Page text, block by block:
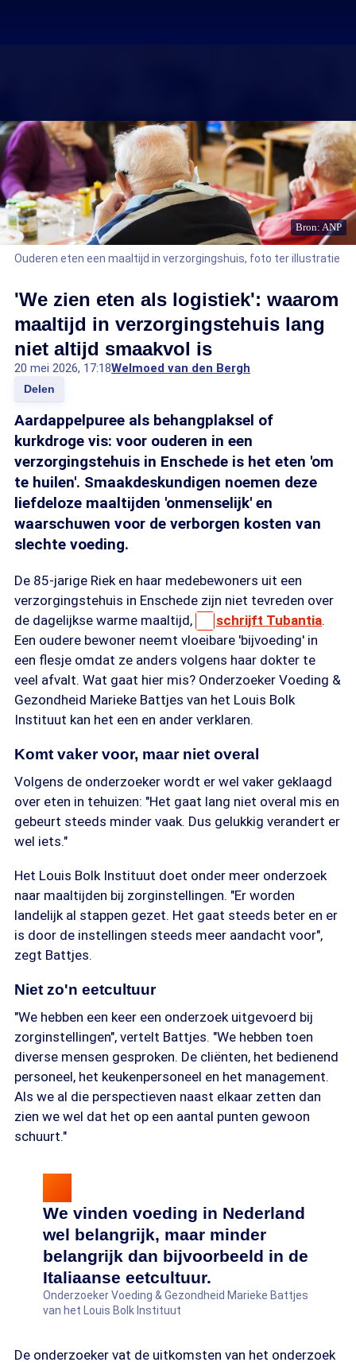
Bron: ANP
Ouderen eten een maaltijd in verzorgingshuis, foto ter illustratie
'We zien eten als logistiek': waarom
maaltijd in verzorgingstehuis lang
niet altijd smaakvol is
20 mei 2026, 17:18Welmoed van den Bergh
Delen
Aardappelpuree als behangplaksel of
kurkdroge vis: voor ouderen in een
verzorgingstehuis in Enschede is het eten 'om
te huilen'. Smaakdeskundigen noemen deze
liefdeloze maaltijden 'onmenselijk' en
waarschuwen voor de verborgen kosten van
slechte voeding.
De 85-jarige Riek en haar medebewoners uit een
verzorgingstehuis in Enschede zijn niet tevreden over
de dagelijkse warme maaltijd,
schrijft Tubantia.
Een oudere bewoner neemt vloeibare 'bijvoeding' in
een flesje omdat ze anders volgens haar dokter te
veel afvalt. Wat gaat hier mis? Onderzoeker Voeding &
Gezondheid Marieke Battjes van het Louis Bolk
Instituut kan het een en ander verklaren.
Komt vaker voor, maar niet overal
Volgens de onderzoeker wordt er wel vaker geklaagd
over eten in tehuizen: "Het gaat lang niet overal mis en
gebeurt steeds minder vaak. Dus gelukkig verandert er
wel iets."
Het Louis Bolk Instituut doet onder meer onderzoek
naar maaltijden bij zorginstellingen. "Er worden
landelijk al stappen gezet. Het gaat steeds beter en er
is door de instellingen steeds meer aandacht voor",
zegt Battjes.
Niet zo'n eetcultuur
"We hebben een keer een onderzoek uitgevoerd bij
zorginstellingen", vertelt Battjes. "We hebben toen
diverse mensen gesproken. De cliënten, het bedienend
personeel, het keukenpersoneel en het management.
Als we al die perspectieven naast elkaar zetten dan
zien we wel dat het op een aantal punten gewoon
schuurt."
We vinden voeding in Nederland
wel belangrijk, maar minder
belangrijk dan bijvoorbeeld in de
Italiaanse eetcultuur.
Onderzoeker Voeding & Gezondheid Marieke Battjes
van het Louis Bolk Instituut
De onderzoeker vat de uitkomsten van het onderzoek